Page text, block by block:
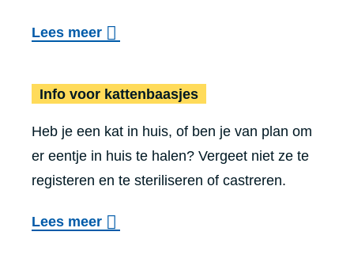
Lees meero
e
r
n
f
v
Info voor kattenbaasjes
Heb je een kat in huis, of ben je van plan om
er eentje in huis te halen? Vergeet niet ze te
registeren en te steriliseren of castreren.
Lees meero